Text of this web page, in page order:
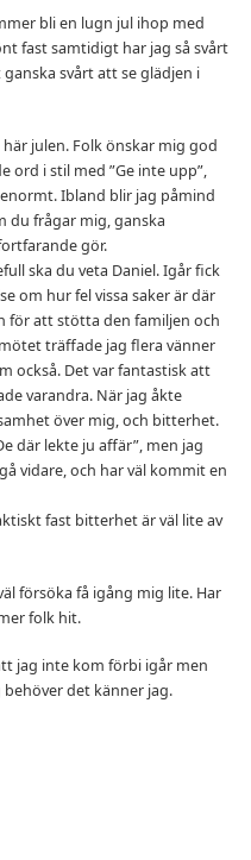
bli en lugn jul ihop med
fast samtidigt har jag så svårt
svårt att se glädjen i
julen. Folk önskar mig god
ord i stil med ”Ge inte upp”,
Ibland blir jag påmind
du frågar mig, ganska
gör.
ska du veta Daniel. Igår fick
om hur fel vissa saker är där
för att stötta den familjen och
träffade jag flera vänner
också. Det var fantastisk att
varandra. När jag åkte
över mig, och bitterhet.
där lekte ju affär”, men jag
vidare, och har väl kommit en
fast bitterhet är väl lite av
försöka få igång mig lite. Har
folk hit.
jag inte kom förbi igår men
det känner jag.